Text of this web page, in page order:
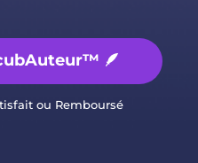
🪶
ou Remboursé